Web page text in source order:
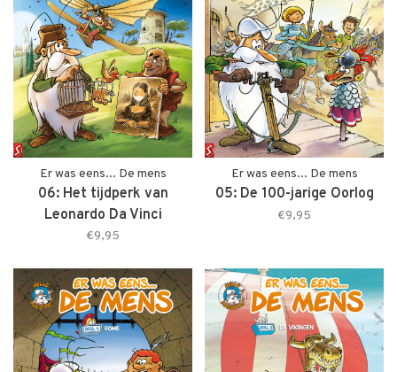
Er was eens... De mens
06: Het tijdperk van
Leonardo Da Vinci
€9,95
Er was eens... De mens
05: De 100-jarige Oorlog
€9,95